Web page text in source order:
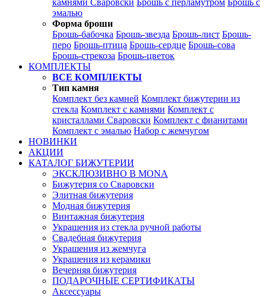
камнями Сваровски Брошь с перламутром Брошь с
эмалью
Форма броши
Брошь-бабочка Брошь-звезда Брошь-лист Брошь-
перо Брошь-птица Брошь-сердце Брошь-сова
Брошь-стрекоза Брошь-цветок
КОМПЛЕКТЫ
ВСЕ КОМПЛЕКТЫ
Тип камня
Комплект без камней Комплект бижутерии из
стекла Комплект с камнями Комплект с
кристаллами Сваровски Комплект с фианитами
Комплект с эмалью Набор с жемчугом
НОВИНКИ
АКЦИИ
КАТАЛОГ БИЖУТЕРИИ
ЭКСКЛЮЗИВНО В MONA
Бижутерия со Сваровски
Элитная бижутерия
Модная бижутерия
Винтажная бижутерия
Украшения из стекла ручной работы
Свадебная бижутерия
Украшения из жемчуга
Украшения из керамики
Вечерняя бижутерия
ПОДАРОЧНЫЕ СЕРТИФИКАТЫ
Аксессуары